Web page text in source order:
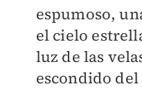
espumoso,
el cielo
luz de las
escondido